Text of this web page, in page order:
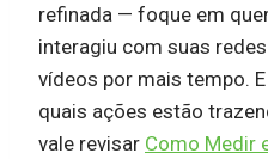
refinada — foque em
interagiu com suas
vídeos por mais tempo.
quais ações estão
vale revisar Como Medir